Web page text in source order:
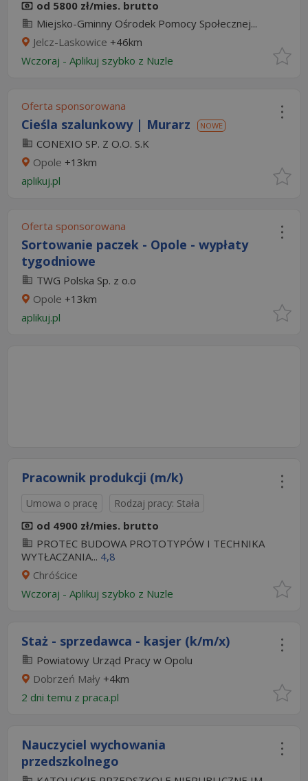
od 5800 zł/mies. brutto
Miejsko-Gminny Ośrodek Pomocy Społecznej...
Jelcz-Laskowice +46km
Wczoraj - Aplikuj szybko z Nuzle
Oferta sponsorowana
Cieśla szalunkowy | Murarz NOWE
CONEXIO SP. Z O.O. S.K
Opole +13km
aplikuj.pl
Oferta sponsorowana
Sortowanie paczek - Opole - wypłaty
tygodniowe
TWG Polska Sp. z o.o
Opole +13km
aplikuj.pl
Pracownik produkcji (m/k)
Umowa o pracę Rodzaj pracy: Stała
od 4900 zł/mies. brutto
PROTEC BUDOWA PROTOTYPÓW I TECHNIKA
WYTŁACZANIA... 4,8
Chróścice
Wczoraj - Aplikuj szybko z Nuzle
Staż - sprzedawca - kasjer (k/m/x)
Powiatowy Urząd Pracy w Opolu
Dobrzeń Mały +4km
2 dni temu z praca.pl
Nauczyciel wychowania
przedszkolnego